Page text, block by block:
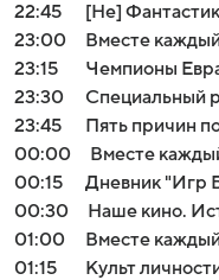
22:45
[Не]
23:00
Вместе
23:15
Чемпионы
23:30
Специальный
23:45
Пять причин
00:00
Вместе
00:15
Дневник "Игр
00:30
Наше кино.
01:00
Вместе
01:15
Культ